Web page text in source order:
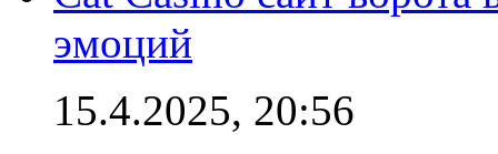
эмоций
15.4.2025, 20:56